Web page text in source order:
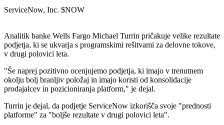
ServiceNow, Inc. $NOW
Analitik banke Wells Fargo Michael Turrin pričakuje velike rezultate
podjetja, ki se ukvarja s programskimi rešitvami za delovne tokove,
v drugi polovici leta.
"Še naprej pozitivno ocenjujemo podjetja, ki imajo v trenutnem
okolju bolj branljiv položaj in imajo koristi od konsolidacije
prodajalcev in pozicioniranja platform," je dejal.
Turrin je dejal, da podjetje ServiceNow izkorišča svoje "prednosti
platforme" za "boljše rezultate v drugi polovici leta".